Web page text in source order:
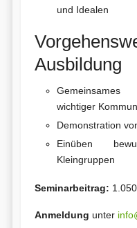
und Idealen
Ausbildung
wichtiger
Demonstration
Einüben
Kleingruppen
Seminarbeitrag:
Anmeldung unter